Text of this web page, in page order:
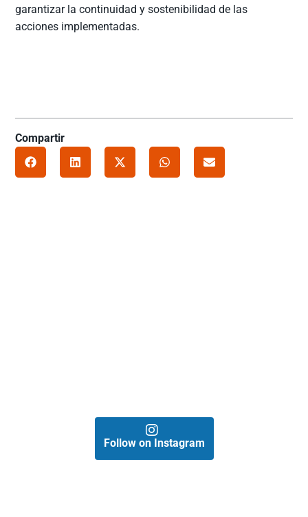
garantizar la continuidad y sostenibilidad de las
acciones implementadas.
Compartir
Follow on Instagram